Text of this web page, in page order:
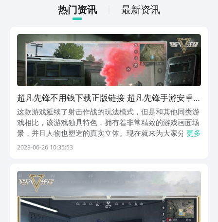
在下方链接中预约一下。
热门资讯 最新资讯
超凡先锋不用钱下载正版链接 超凡先锋手游安卓
下载安卓手机版推荐
这款游戏延续了射击作战的玩法模式，但是和其他同类游
戏相比，该游戏独具特色，拥有着非常精致的游戏画面场
景，并且人物也塑造的真实立体。现在就来为大家分享超
凡先锋免费下载正版地址，让玩家亲自参与其中去感受。
家进入...
更多
2023-06-26 10:35:53